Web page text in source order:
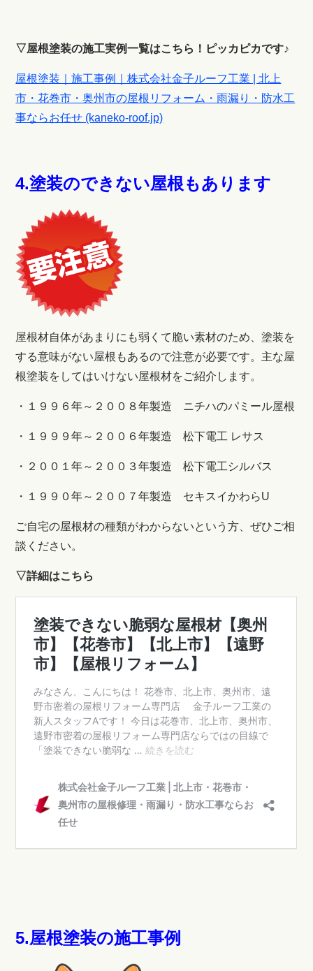
▽屋根塗装の施工実例一覧はこちら！ピッカピカです♪
屋根塗装｜施工事例｜株式会社金子ルーフ工業 | 北上
市・花巻市・奥州市の屋根リフォーム・雨漏り・防水工
事ならお任せ (kaneko-roof.jp)
4.塗装のできない屋根もあります
屋根材自体があまりにも弱くて脆い素材のため、塗装を
する意味がない屋根もあるので注意が必要です。 主な屋
根塗装をしてはいけない屋根材をご紹介します。
・１９９６年～２００８年製造 ニチハのパミール屋根
・１９９９年～２００６年製造 松下電工 レサス
・２００１年～２００３年製造 松下電工シルバス
・１９９０年～２００７年製造 セキスイかわらU
ご自宅の屋根材の種類がわからないという方、ぜひご相
談ください。
▽詳細はこちら
5.屋根塗装の施工事例